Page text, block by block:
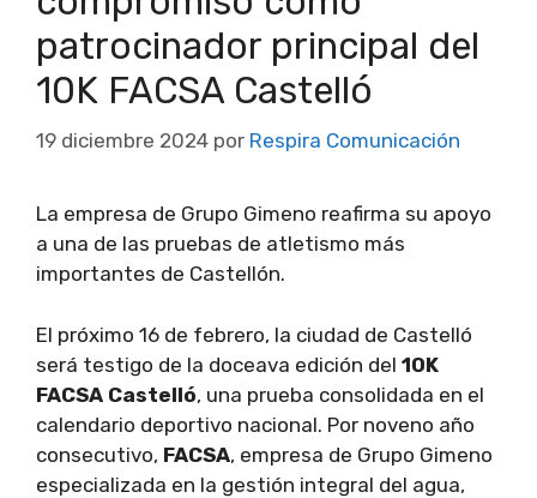
patrocinador principal del
10K FACSA Castelló
19 diciembre 2024 por Respira Comunicación
La empresa de Grupo Gimeno reafirma su apoyo
a una de las pruebas de atletismo más
importantes de Castellón.
El próximo 16 de febrero, la ciudad de Castelló
será testigo de la doceava edición del 10K
FACSA Castelló, una prueba consolidada en el
calendario deportivo nacional. Por noveno año
consecutivo, FACSA, empresa de Grupo Gimeno
especializada en la gestión integral del agua,